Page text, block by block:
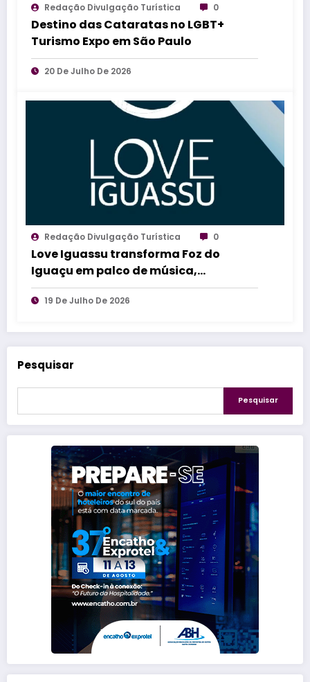
Redação Divulgação Turística 0
Destino das Cataratas no LGBT+
Turismo Expo em São Paulo
20 De Julho De 2026
Redação Divulgação Turística 0
Love Iguassu transforma Foz do
Iguaçu em palco de música,
diversidade, magia e experiências
inesquecíveis
19 De Julho De 2026
Pesquisar
Pesquisar